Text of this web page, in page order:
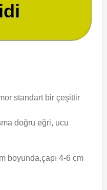
standart bir çeşittir
doğru eğri, ucu
boyunda,çapı 4-6 cm